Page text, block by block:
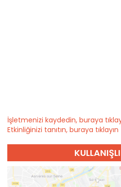
İşletmenizi kaydedin, buraya
Etkinliğinizi tanıtın, buraya tıklayın